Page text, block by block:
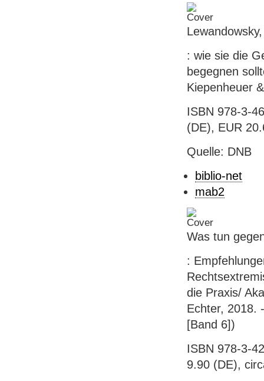
: wie sie die
begegnen
Kiepenheuer
ISBN 978-3-
(DE), EUR
Quelle: DNB
biblio-net
mab2
Was tun
:
die Praxis/
Echter, 2018.
[Band 6])
ISBN 978-3-
9.90 (DE),